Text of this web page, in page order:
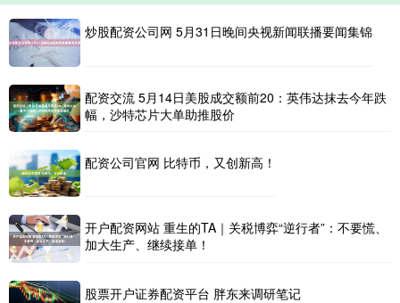
炒股配资公司网 5月31日晚间央视新闻联播要闻集锦
配资交流 5月14日美股成交额前20：英伟达抹去今年跌
幅，沙特芯片大单助推股价
配资公司官网 比特币，又创新高！
开户配资网站 重生的TA｜关税博弈“逆行者”：不要慌、
加大生产、继续接单！
股票开户证券配资平台 胖东来调研笔记